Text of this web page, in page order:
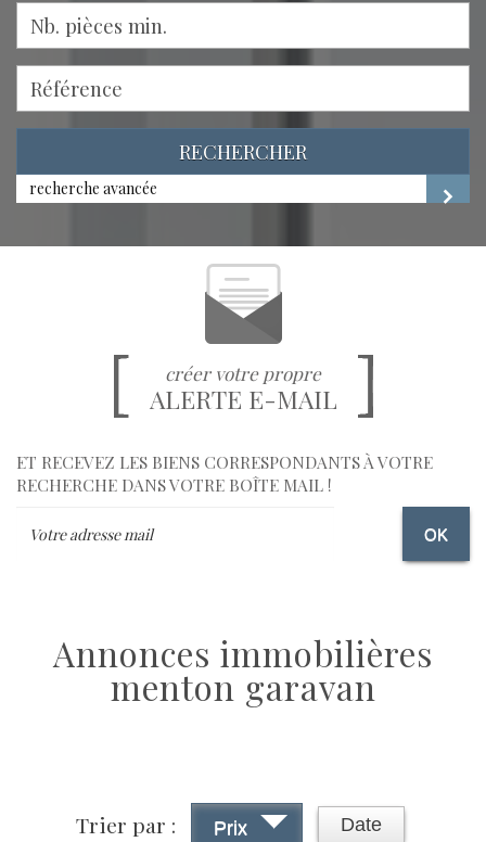
RECHERCHER
recherche avancée
créer votre propre
ALERTE E-MAIL
ET RECEVEZ LES BIENS CORRESPONDANTS À VOTRE
RECHERCHE DANS VOTRE BOÎTE MAIL !
OK
annonces immobilières
menton garavan
Trier par : Prix Date